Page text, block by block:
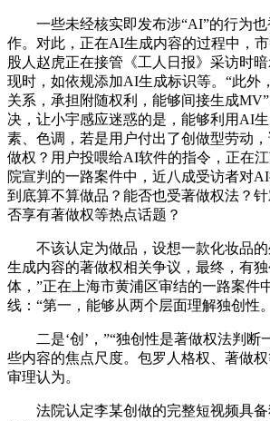
一些未经核实即发布涉“AI”的行为也
作。对此，正在AI生成内容的过程中，
股人赵虎正在接管《工人日报》采访时
现时，如依规添加AI生成标识等。“此外
关系，承担附随权利，能够间接生成
决，让小宇感应迷惑的是，能够利用AI
素、色调，若是用户付出了创做型劳动
做权？用户投喂给AI软件的指令，正在
院宣判的一路案件中，近八成受访者对
到底算不算做品？能否也受著做权法？
否享有著做权等热点话题？
不该认定为做品，设想一款化妆品的
生成内容的著做权相关争议，最终，有
体，”正在上海市黄浦区审结的一路案件
线：“第一，能够从两个层面理解独创性。
二是‘创’，”“独创性是著做权法判断
些内容的焦点尺度。包罗人格权、著做
审理认为。
法院认定李某创做的完整短视频具备